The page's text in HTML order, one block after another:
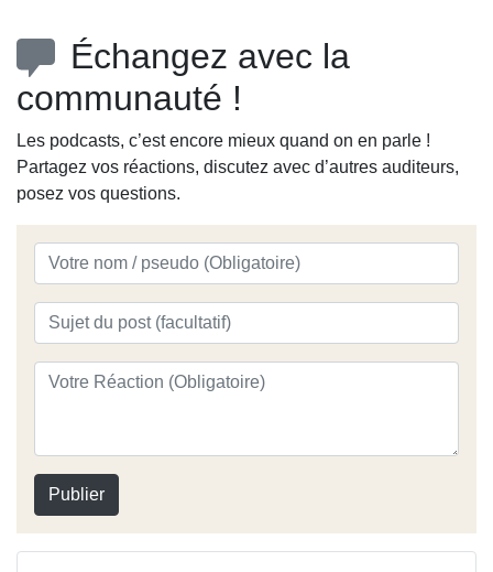
Échangez avec la
communauté !
Les podcasts, c’est encore mieux quand on en parle !
Partagez vos réactions, discutez avec d’autres auditeurs,
posez vos questions.
Publier